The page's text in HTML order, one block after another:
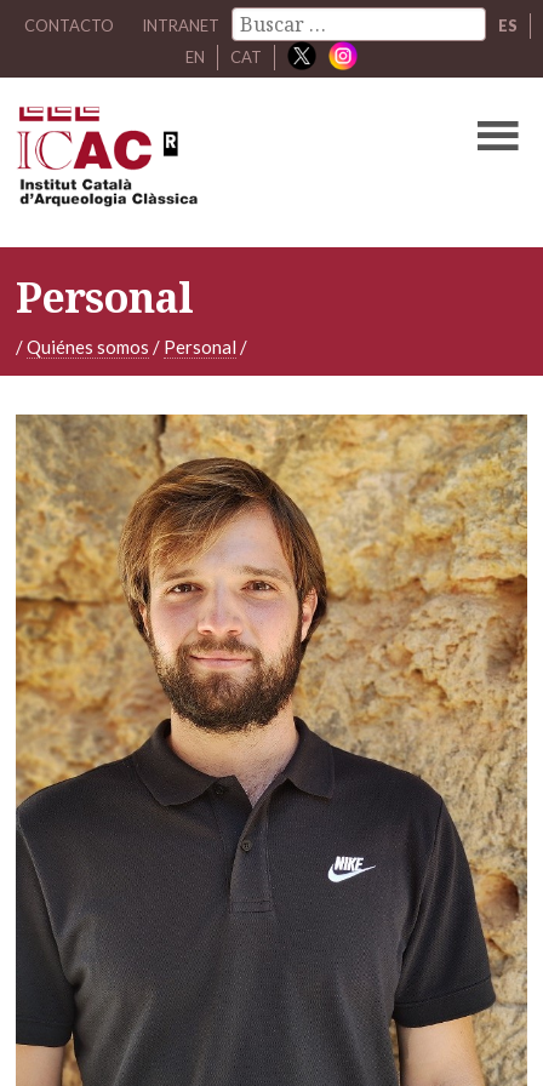
CONTACTO INTRANET
ES
EN
CAT
Personal
/Quiénes somos / Personal /